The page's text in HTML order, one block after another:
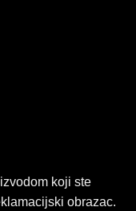
koji ste
obrazac.